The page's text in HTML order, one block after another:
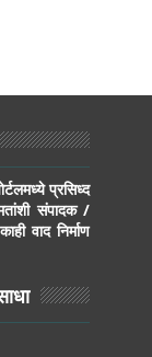
प्रसिध्द
संपादक /
वाद निर्माण